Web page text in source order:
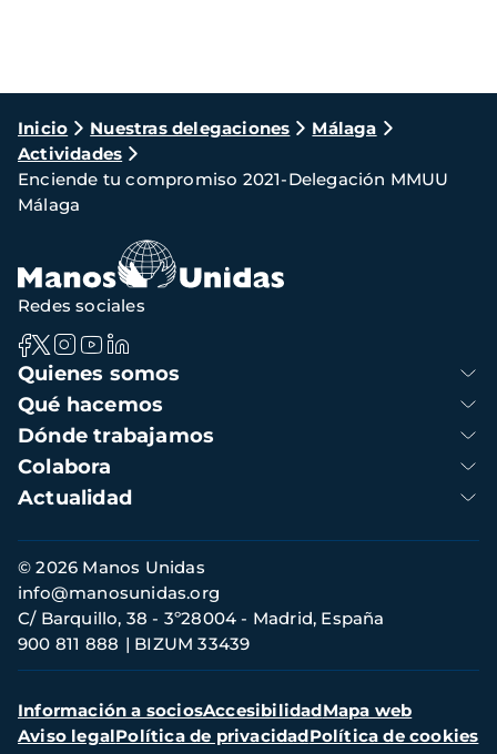
Ruta
de
navegación
Inicio Nuestras delegaciones
Málaga
Actividades
Enciende tu compromiso 2021-Delegación MMUU
Málaga
Navegación
principal
Quienes somos
Qué hacemos
Dónde trabajamos
Colabora
Actualidad
Redes sociales
Información
de
contacto
© 2026 Manos Unidas
C/ Barquillo, 38 - 3º28004 - Madrid, España
900 811 888
BIZUM 33439
info@manosunidas.org
Menú
secundario
Información a sociosAccesibilidadMapa web
Aviso legalPolítica de privacidadPolítica de cookies